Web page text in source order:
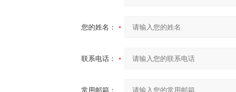
您的姓名：
联系电话：
常用邮箱：